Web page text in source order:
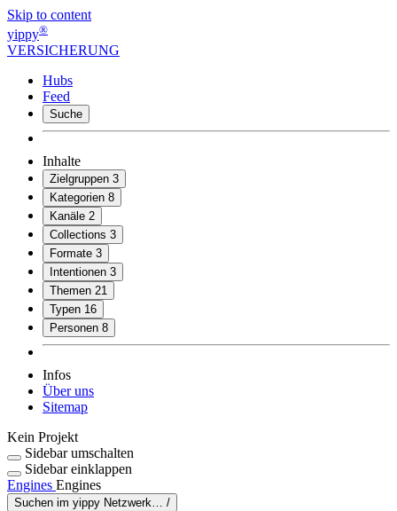
Skip to content
yippy®
VERSICHERUNG
Hubs
Feed
Suche
Inhalte
Zielgruppen 3
Kategorien 8
Kanäle 2
Collections 3
Formate 3
Intentionen 3
Themen 21
Typen 16
Personen 8
Infos
Über uns
Sitemap
Kein Projekt
Sidebar umschalten
Sidebar einklappen
Engines Engines
Suchen im yippy Netzwerk… /